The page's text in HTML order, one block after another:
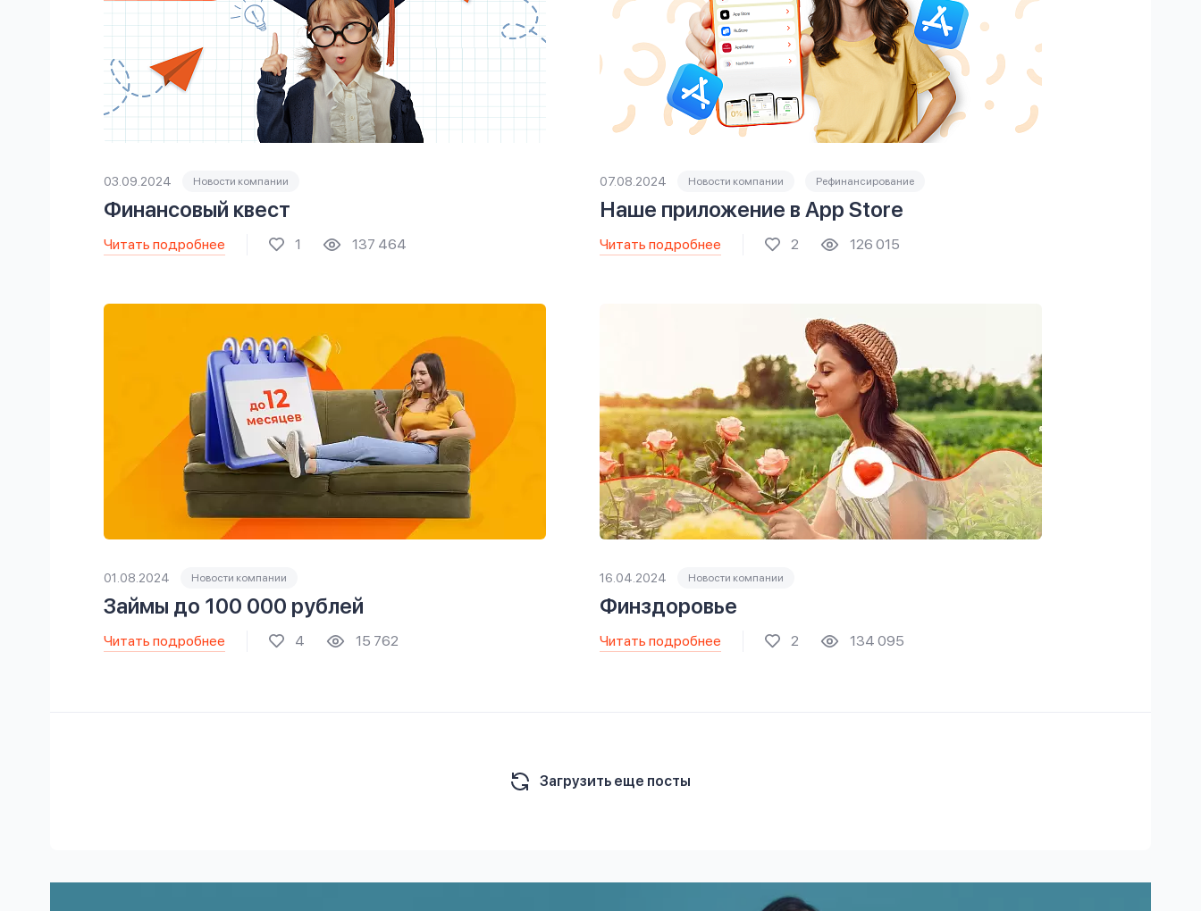
03.09.2024 Новости компании
Финансовый квест
Читать подробнее 1 137 464
07.08.2024 Новости компании Рефинансирование
Наше приложение в App Store
Читать подробнее 2 126 015
01.08.2024 Новости компании
Займы до 100 000 рублей
Читать подробнее 4 15 762
16.04.2024 Новости компании
Финздоровье
Читать подробнее 2 134 095
Загрузить еще посты